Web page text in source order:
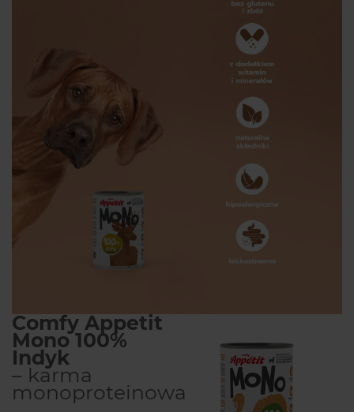
Comfy Appetit
Mono 100%
Indyk
– karma
monoproteinowa